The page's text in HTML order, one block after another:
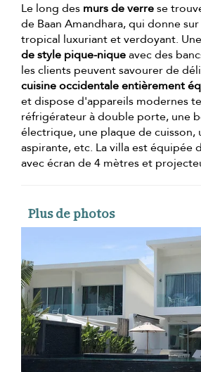
Le long des murs de verrese
de Baan Amandhara, qui donne
tropical luxuriant et verdoyant. Une
de style pique-niqueavec des
les clients peuvent savourer de
cuisine occidentale entièrement
et dispose d'appareils modernes
réfrigérateur à double porte, une
électrique, une plaque de cuisson,
aspirante, etc. La villa est équipée
avec écran de 4 mètres et
Plus de photos